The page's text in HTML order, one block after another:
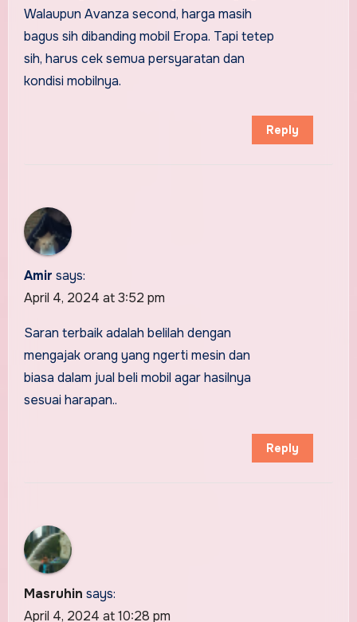
Walaupun Avanza second, harga masih
bagus sih dibanding mobil Eropa. Tapi tetep
sih, harus cek semua persyaratan dan
kondisi mobilnya.
Reply
Amir says:
April 4, 2024 at 3:52 pm
Saran terbaik adalah belilah dengan
mengajak orang yang ngerti mesin dan
biasa dalam jual beli mobil agar hasilnya
sesuai harapan..
Reply
Masruhin says:
April 4, 2024 at 10:28 pm